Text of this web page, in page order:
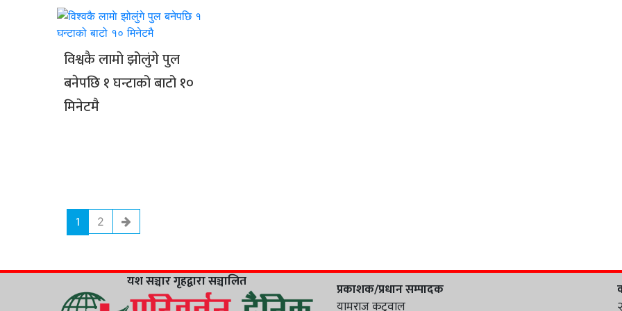
विश्वकै लामाे झोलुंगे पुल
बनेपछि १ घन्टाको बाटो १०
मिनेटमै
1 2
यश सञ्चार गृहद्वारा सञ्चालित
प्रकाशक/प्रधान सम्पादक
यामराज कटुवाल